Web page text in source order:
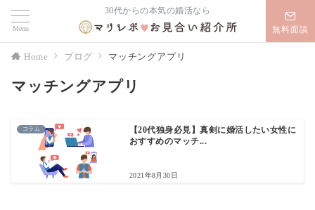
Menu
30代からの本気の婚活なら
無料面談
Home ブログ マッチングアプリ
マッチングアプリ
コラム
【20代独身必見】真剣に婚活したい女性に
おすすめのマッチ...
2021年8月30日